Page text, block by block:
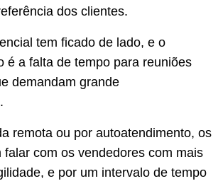
dos clientes.
tem ficado de lado, e o
é a falta de tempo para reuniões
demandam grande
remota ou por autoatendimento, os
falar com os vendedores com mais
e por um intervalo de tempo